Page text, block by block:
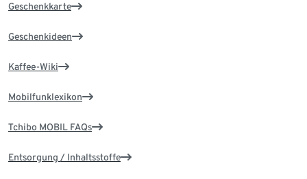
Geschenkkarte
Geschenkideen
Kaffee-Wiki
Mobilfunklexikon
Tchibo MOBIL FAQs
Entsorgung / Inhaltsstoffe